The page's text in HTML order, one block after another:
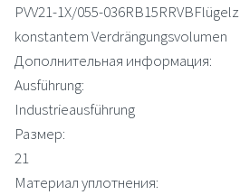
PVV21-1X/055-
konstantem Verdrängungsvolumen
Дополнительная информация:
Ausführung:
Industrieausführung
Размер:
21
Материал уплотнения: